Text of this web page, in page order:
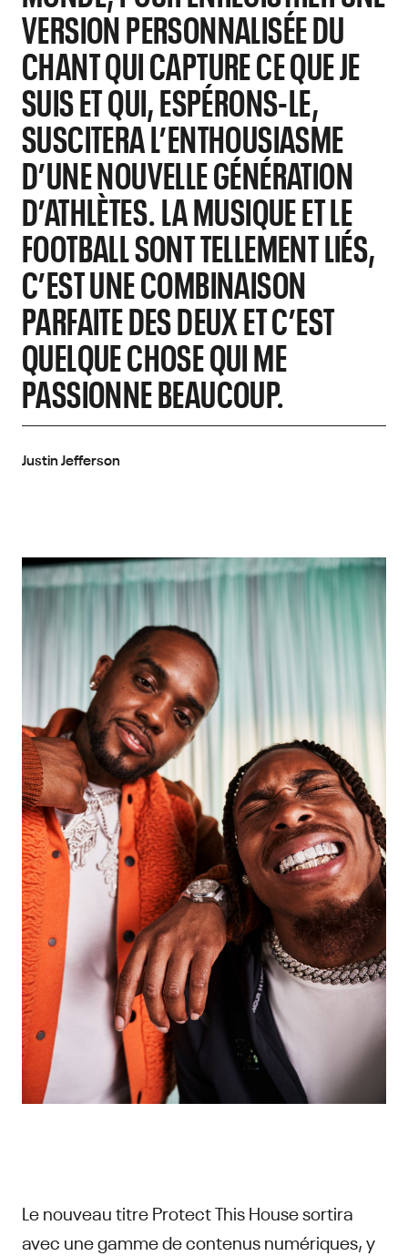
VERSION PERSONNALISÉE DU
CHANT QUI CAPTURE CE QUE JE
SUIS ET QUI, ESPÉRONS-LE,
SUSCITERA L’ENTHOUSIASME
D’UNE NOUVELLE GÉNÉRATION
D’ATHLÈTES. LA MUSIQUE ET LE
FOOTBALL SONT TELLEMENT LIÉS,
C’EST UNE COMBINAISON
PARFAITE DES DEUX ET C’EST
QUELQUE CHOSE QUI ME
PASSIONNE BEAUCOUP.
Justin Jefferson
Le nouveau titre Protect This House sortira
avec une gamme de contenus numériques, y